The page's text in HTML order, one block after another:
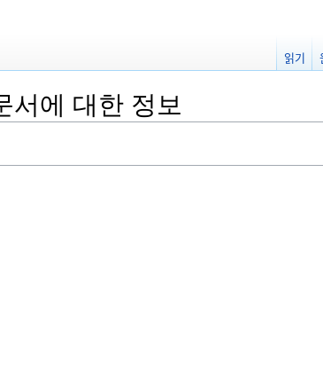
서에 대한 정보
읽기